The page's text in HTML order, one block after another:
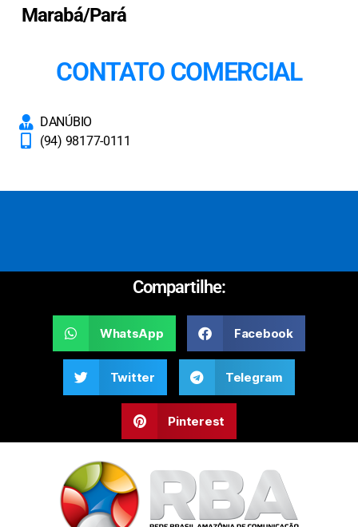
Marabá/Pará
CONTATO COMERCIAL
DANÚBIO
(94) 98177-0111
Compartilhe:
WhatsApp Facebook
Twitter Telegram
Pinterest